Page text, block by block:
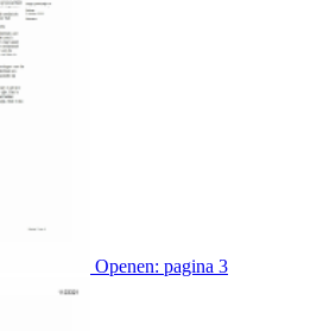
Openen: pagina 3